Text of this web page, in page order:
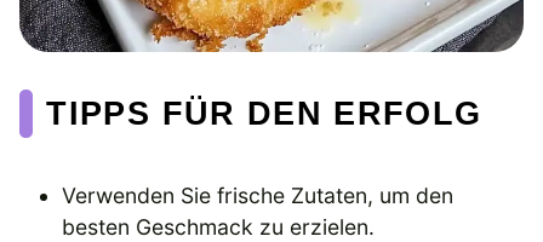
TIPPS FÜR DEN ERFOLG
Verwenden Sie frische Zutaten, um den
besten Geschmack zu erzielen.